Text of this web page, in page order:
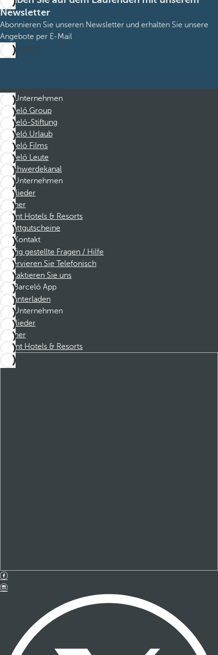
Newsletter
Abonnieren Sie unseren Newsletter und erhalten Sie unsere
Angebote per E-Mail
Abonnieren
Unternehmen
Barceló Group
Barceló-Stiftung
Barceló Urlaub
Barceló Films
Barceló Leute
Beschwerdekanal
Unternehmen
Mitglieder
Partner
Dorint Hotels & Resorts
Rabattgutscheine
Kontakt
Häufig gestellte Fragen / Hilfe
Reservieren Sie Telefonisch
Kontaktieren Sie uns
Barceló App
Herunterladen
Unternehmen
Mitglieder
Partner
Dorint Hotels & Resorts